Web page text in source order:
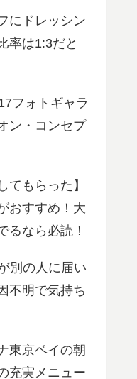
にドレッシン
率は1:3だと
フォトギャラ
ン・コンセプ
てもらった】
おすすめ！大
るなら必読！
別の人に届い
不明で気持ち
東京ベイの朝
充実メニュー